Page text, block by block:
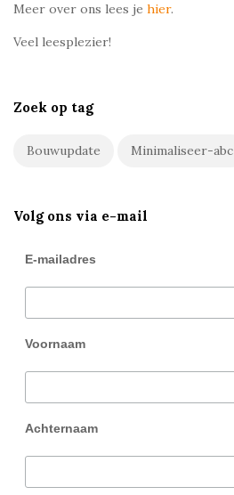
Meer over ons lees je hier.
Veel leesplezier!
Zoek op tag
Bouwupdate Minimaliseer-abc
Volg ons via e-mail
E-mailadres
Voornaam
Achternaam